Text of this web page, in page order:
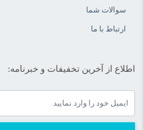
سوالات شما
ارتباط با ما
اطلاع از آخرین تخفیفات و خبرنامه: